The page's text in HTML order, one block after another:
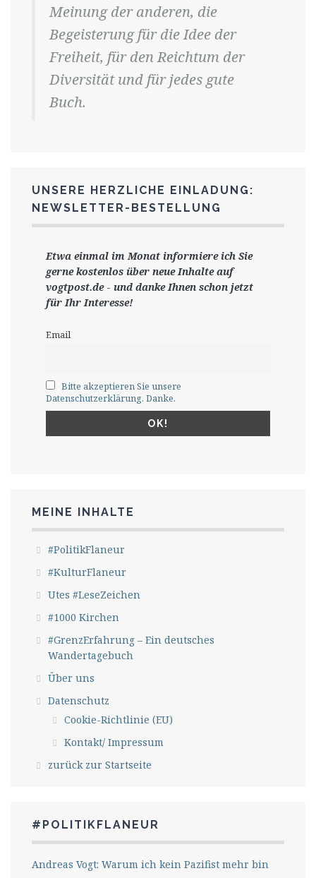
Meinung der anderen, die
Begeisterung für die Idee der
Freiheit, für den Reichtum der
Diversität und für jedes gute
Buch.
UNSERE HERZLICHE EINLADUNG:
NEWSLETTER-BESTELLUNG
Etwa einmal im Monat informiere ich Sie
gernekostenlos über neue Inhalte auf
vogtpost.de- und danke Ihnen schon jetzt
für Ihr Interesse!
Email
Bitte akzeptieren Sie unsere
Datenschutzerklärung. Danke.
MEINE INHALTE
#PolitikFlaneur
#KulturFlaneur
Utes #LeseZeichen
#1000 Kirchen
#GrenzErfahrung – Ein deutsches
Wandertagebuch
Über uns
Datenschutz
Cookie-Richtlinie (EU)
Kontakt/ Impressum
zurück zur Startseite
#POLITIKFLANEUR
Andreas Vogt: Warum ich kein Pazifist mehr bin